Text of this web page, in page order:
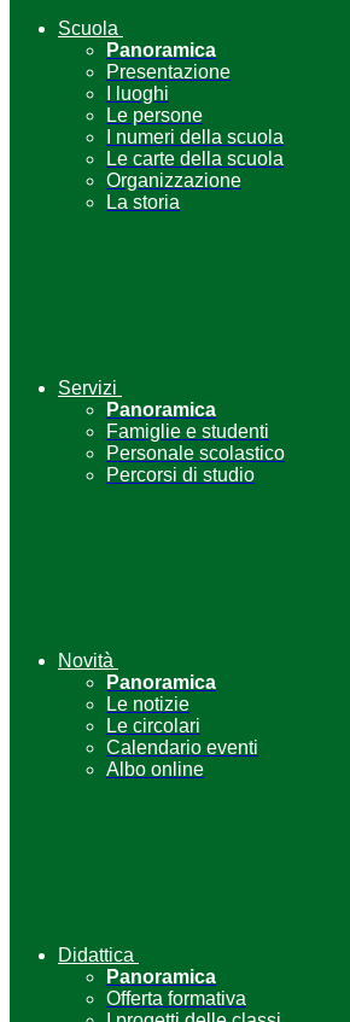
Scuola
Panoramica
Presentazione
I luoghi
Le persone
I numeri della scuola
Le carte della scuola
Organizzazione
La storia
Servizi
Panoramica
Famiglie e studenti
Personale scolastico
Percorsi di studio
Novità
Panoramica
Le notizie
Le circolari
Calendario eventi
Albo online
Didattica
Panoramica
Offerta formativa